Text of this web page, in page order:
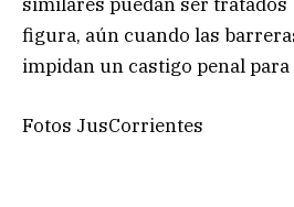
figura, aún cuando las
impidan un castigo penal
Fotos JusCorrientes